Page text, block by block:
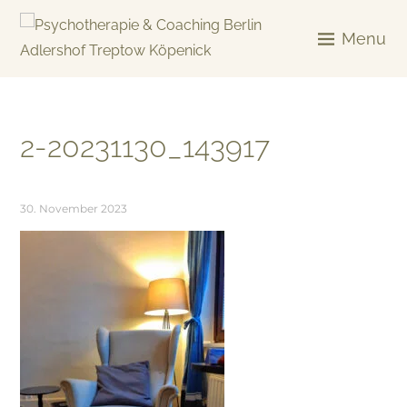
Skip
Menu
2-20231130_143917
30. November 2023